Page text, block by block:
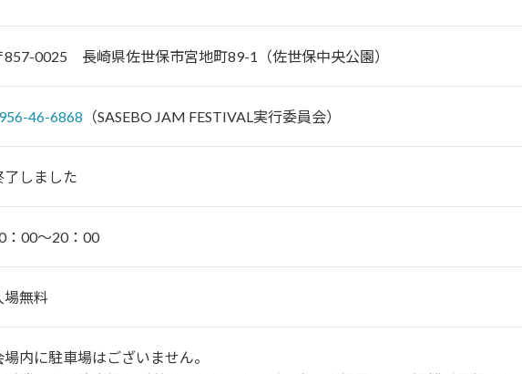
857-0025 長崎県佐世保市宮地町89-1（佐世保中央公園）
46-6868 （SASEBO JAM FESTIVAL実行委員会）
了しました
：00～20：00
場無料
場内に駐車場はございません。